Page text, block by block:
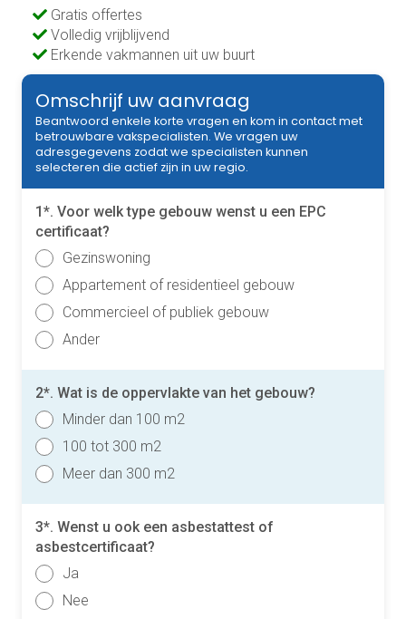
Gratis offertes
Volledig vrijblijvend
Erkende vakmannen uit uw buurt
Omschrijf uw aanvraag
Beantwoord enkele korte vragen en kom in contact met
betrouwbare vakspecialisten. We vragen uw
adresgegevens zodat we specialisten kunnen
selecteren die actief zijn in uw regio.
1*. Voor welk type gebouw wenst u een EPC
certificaat?
Gezinswoning
Appartement of residentieel gebouw
Commercieel of publiek gebouw
Ander
2*. Wat is de oppervlakte van het gebouw?
Minder dan 100 m2
100 tot 300 m2
Meer dan 300 m2
3*. Wenst u ook een asbestattest of
asbestcertificaat?
Ja
Nee